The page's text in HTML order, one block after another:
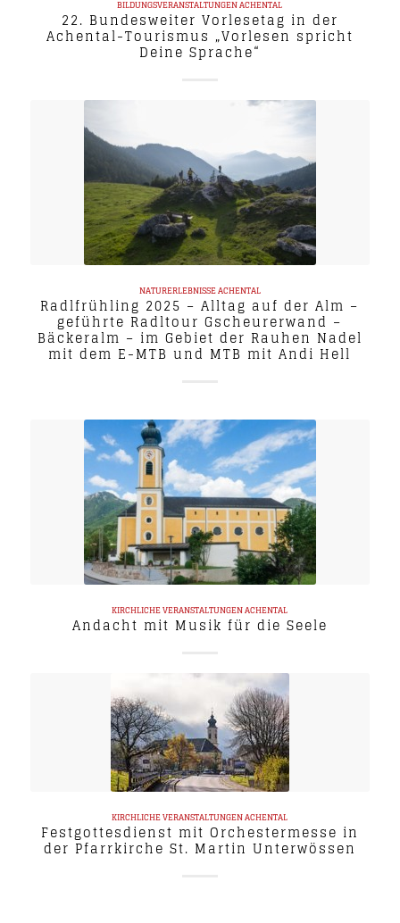
BILDUNGSVERANSTALTUNGENACHENTAL
22. Bundesweiter Vorlesetag in der
Achental-Tourismus „Vorlesen spricht
Deine Sprache“
NATURERLEBNISSEACHENTAL
Radlfrühling 2025 – Alltag auf der Alm –
geführte Radltour Gscheurerwand –
Bäckeralm – im Gebiet der Rauhen Nadel
mit dem E-MTB und MTB mit Andi Hell
KIRCHLICHE VERANSTALTUNGENACHENTAL
Andacht mit Musik für die Seele
KIRCHLICHE VERANSTALTUNGENACHENTAL
Festgottesdienst mit Orchestermesse in
der Pfarrkirche St. Martin Unterwössen